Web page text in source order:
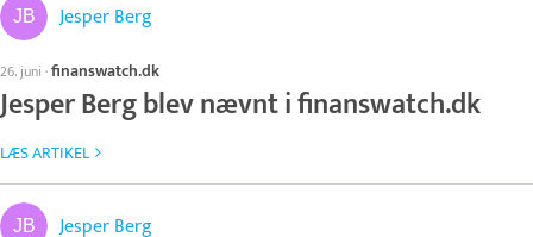
Jesper Berg
26. juni ·finanswatch.dk
Jesper Berg blev nævnt i finanswatch.dk
LÆS ARTIKEL
Jesper Berg